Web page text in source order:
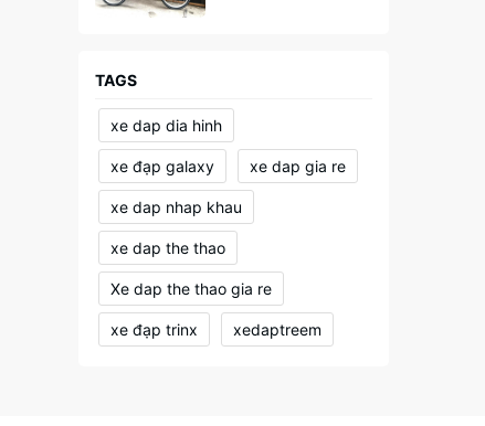
TAGS
xe dap dia hinh
xe đạp galaxy xe dap gia re
xe dap nhap khau
xe dap the thao
Xe dap the thao gia re
xe đạp trinx xedaptreem